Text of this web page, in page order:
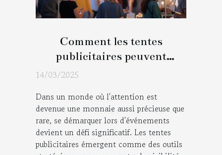
Comment les tentes
publicitaires peuvent
booster votre visibilité lors
14/03/2025
Dans un monde où l'attention est
devenue une monnaie aussi précieuse que
rare, se démarquer lors d'événements
devient un défi significatif. Les tentes
publicitaires émergent comme des outils